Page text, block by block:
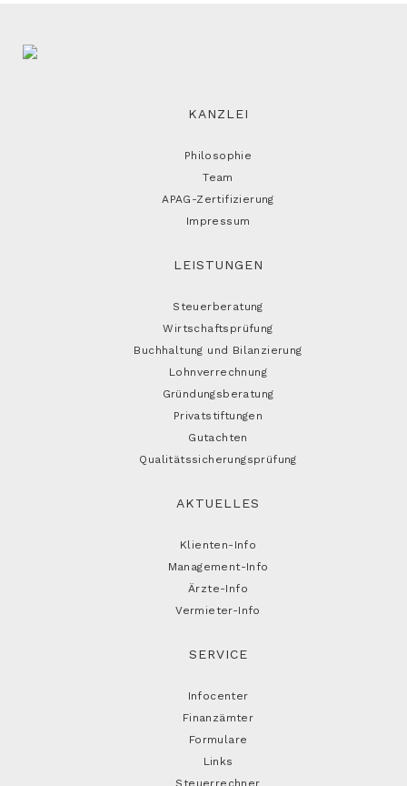
KANZLEI
Philosophie
Team
APAG-Zertifizierung
Impressum
LEISTUNGEN
Steuerberatung
Wirtschaftsprüfung
Buchhaltung und Bilanzierung
Lohnverrechnung
Gründungsberatung
Privatstiftungen
Gutachten
Qualitätssicherungsprüfung
AKTUELLES
Klienten-Info
Management-Info
Ärzte-Info
Vermieter-Info
SERVICE
Infocenter
Finanzämter
Formulare
Links
Steuerrechner